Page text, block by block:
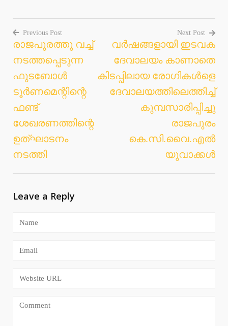
Post
navigation
Previous Post
രാജപുരത്തു വച്ച്
നടത്തപ്പെടുന്ന
ഫുടബോള്‍
ടൂര്‍ണമെന്റിന്റെ
ഫണ്ട്
ശേഖരണത്തിന്റെ
ഉത്ഘാടനം
നടത്തി
Next Post
വര്‍ഷങ്ങളായി ഇടവക
ദേവാലയം കാണാതെ
കിടപ്പിലായ രോഗികള്‍ളെ
ദേവാലയത്തിലെത്തിച്ച്
കുമ്പസാരിപ്പിച്ചു
രാജപുരം
കെ.സി.വൈ.എല്‍
യുവാക്കള്‍
Leave a Reply